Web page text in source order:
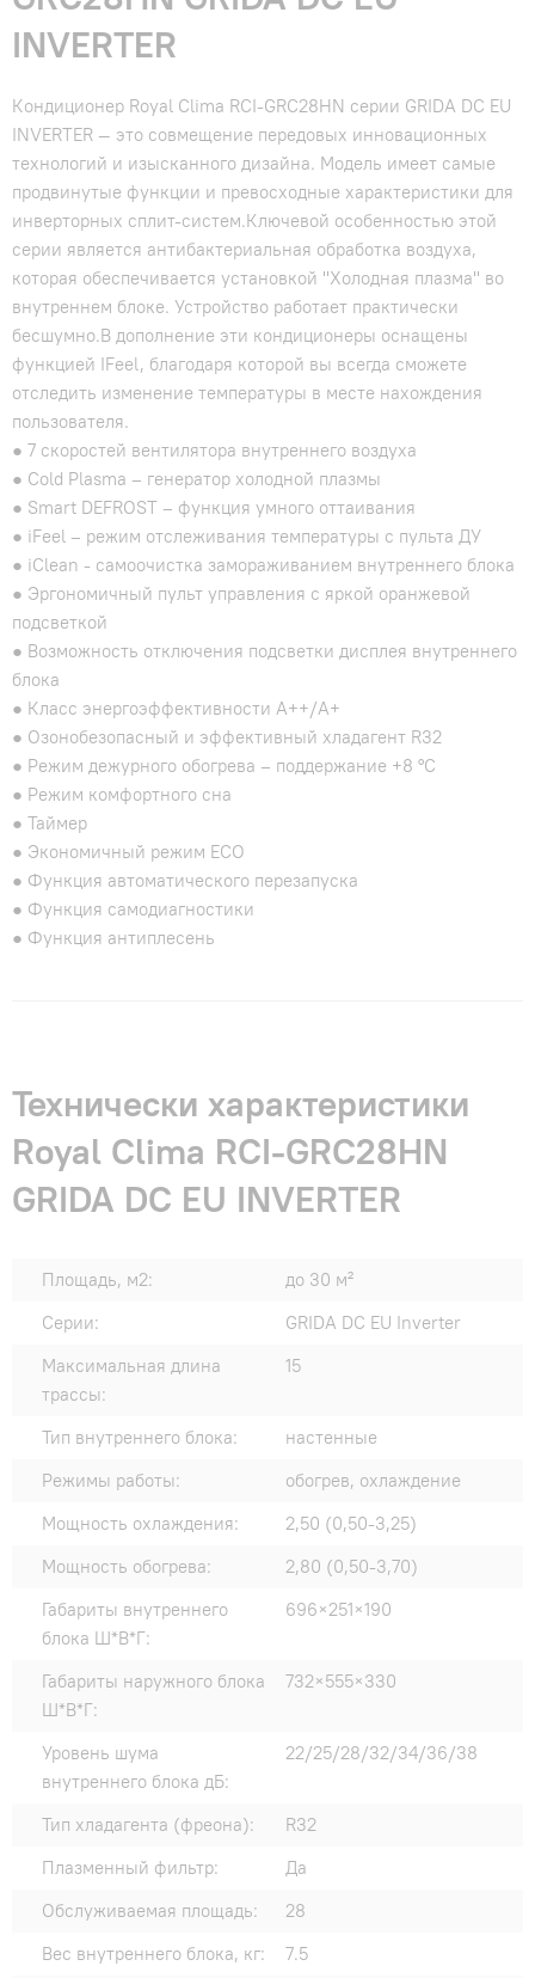
INVERTER
Кондиционер Royal Clima RCI-GRC28HN серии GRIDA DC EU
INVERTER — это совмещение передовых инновационных
технологий и изысканного дизайна. Модель имеет самые
продвинутые функции и превосходные характеристики для
инверторных сплит-систем.Ключевой особенностью этой
серии является антибактериальная обработка воздуха,
которая обеспечивается установкой "Холодная плазма" во
внутреннем блоке. Устройство работает практически
бесшумно.В дополнение эти кондиционеры оснащены
функцией IFeel, благодаря которой вы всегда сможете
отследить изменение температуры в месте нахождения
пользователя.
● 7 скоростей вентилятора внутреннего воздуха
● Cold Plasma – генератор холодной плазмы
● Smart DEFROST – функция умного оттаивания
● iFeel – режим отслеживания температуры с пульта ДУ
● iClean - cамоочистка замораживанием внутреннего блока
● Эргономичный пульт управления с яркой оранжевой
подсветкой
● Возможность отключения подсветки дисплея внутреннего
блока
● Класс энергоэффективности A++/A+
● Озонобезопасный и эффективный хладагент R32
● Режим дежурного обогрева – поддержание +8 °C
● Режим комфортного сна
● Таймер
● Экономичный режим ECO
● Функция автоматического перезапуска
● Функция самодиагностики
● Функция антиплесень
Технически характеристики
Royal Clima RCI-GRC28HN
GRIDA DC EU INVERTER
Площадь, м2:
до 30 м²
Серии:
GRIDA DC EU Inverter
Максимальная длина
трассы:
15
Тип внутреннего блока:
настенные
Режимы работы:
обогрев, охлаждение
Мощность охлаждения:
2,50 (0,50-3,25)
Мощность обогрева:
2,80 (0,50-3,70)
Габариты внутреннего
блока Ш*В*Г:
696×251×190
Габариты наружного блока
Ш*В*Г:
732×555×330
Уровень шума
внутреннего блока дБ:
22/25/28/32/34/36/38
Тип хладагента (фреона):
R32
Плазменный фильтр:
Да
Обслуживаемая площадь:
28
Вес внутреннего блока, кг:
7.5